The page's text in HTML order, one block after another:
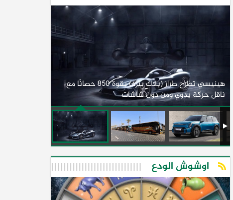
هينيسي تطرح طراز (بلاك بيرد) بقوة 850 حصانًا مع
ناقل حركة يدوي ومن دون شاشات
اوشوش الودع